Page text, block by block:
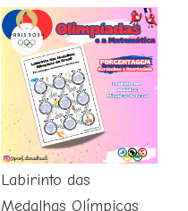
R$ 45,00.R$ 31,90.
Labirinto das
Medalhas Olímpicas